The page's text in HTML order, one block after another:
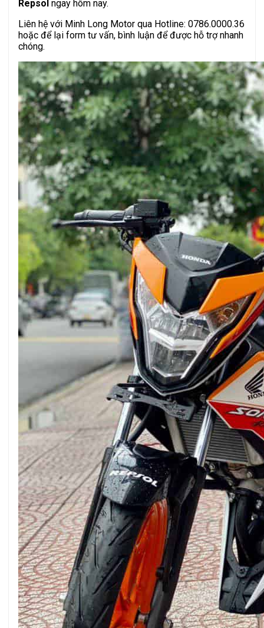
Repsol ngay hôm nay.
Liên hệ với Minh Long Motor qua Hotline: 0786.0000.36
hoặc để lại form tư vấn, bình luận để được hỗ trợ nhanh
chóng.